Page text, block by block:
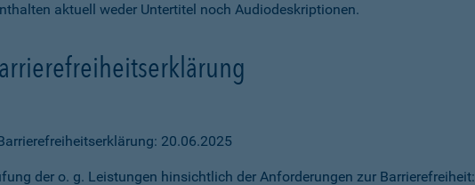
aktuell weder Untertitel noch Audiodeskriptionen.
20.06.2025
der o. g. Leistungen hinsichtlich der Anforderungen zur Barrierefreiheit: